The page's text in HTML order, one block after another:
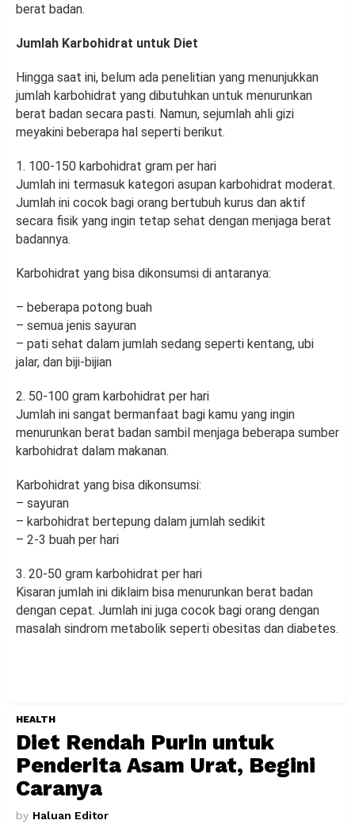
berat badan.
Jumlah Karbohidrat untuk Diet
Hingga saat ini, belum ada penelitian yang menunjukkan
jumlah karbohidrat yang dibutuhkan untuk menurunkan
berat badan secara pasti. Namun, sejumlah ahli gizi
meyakini beberapa hal seperti berikut.
1. 100-150 karbohidrat gram per hari
Jumlah ini termasuk kategori asupan karbohidrat moderat.
Jumlah ini cocok bagi orang bertubuh kurus dan aktif
secara fisik yang ingin tetap sehat dengan menjaga berat
badannya.
Karbohidrat yang bisa dikonsumsi di antaranya:
– beberapa potong buah
– semua jenis sayuran
– pati sehat dalam jumlah sedang seperti kentang, ubi
jalar, dan biji-bijian
2. 50-100 gram karbohidrat per hari
Jumlah ini sangat bermanfaat bagi kamu yang ingin
menurunkan berat badan sambil menjaga beberapa sumber
karbohidrat dalam makanan.
Karbohidrat yang bisa dikonsumsi:
– sayuran
– karbohidrat bertepung dalam jumlah sedikit
– 2-3 buah per hari
3. 20-50 gram karbohidrat per hari
Kisaran jumlah ini diklaim bisa menurunkan berat badan
dengan cepat. Jumlah ini juga cocok bagi orang dengan
masalah sindrom metabolik seperti obesitas dan diabetes.
HEALTH
Diet Rendah Purin untuk
Penderita Asam Urat, Begini
Caranya
by Haluan Editor